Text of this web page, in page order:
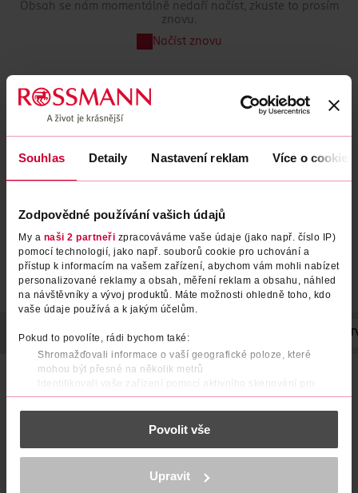
Souhlas Detaily Nastavení reklam Více o cookies
Zodpovědné používání vašich údajů
My a naši 2 partneři zpracováváme vaše údaje (jako např. číslo IP)
pomocí technologií, jako např. souborů cookie pro uchování a
přístup k informacím na vašem zařízení, abychom vám mohli nabízet
personalizované reklamy a obsah, měření reklam a obsahu, náhled
na návštěvníky a vývoj produktů. Máte možnosti ohledně toho, kdo
vaše údaje používá a k jakým účelům.
Pokud to povolíte, rádi bychom také:
Shromažďovali informace o vaší geografické poloze, které
mohou být přesné na několik metrů
Identifikovali vaše zařízení pomocí aktivního skenování pro
konkrétní charakteristiky (otisk prstu)
Zjistěte více o tom, jak zpracováváme vaše osobní údaje, a nastavte
části s podrobnostmi . Svůj souhlas můžete kdykoliv
K provozu stránek, personalizaci obsahu a reklam, funkcí sociálních
médií, analýze návštěvnosti, které mohou nést osobní údaje.
Povolit vše
Upravit
Obsah se nám momentálně nedaří načíst, zkuste to prosím
znovu.
Načíst znovu
POPIS POČET VYROBENO V
Sada zubních kartáčků – CS Ultra Soft 5460 Duo Black
vysoké účinnostipři každodenním čištění zubů. V balení
najdete 2 kusy zubních kartáčků, které jsou navržené tak,
aby poskytly důkladnou péči i citlivým zubům a dásním.
Každý kartáček obsahuje více než 5 460 velmi jemných
CUREN® vláken, která vytvářejí hustou čisticí plochu a
odstraňují zubní plak bez zbytečného podráždění